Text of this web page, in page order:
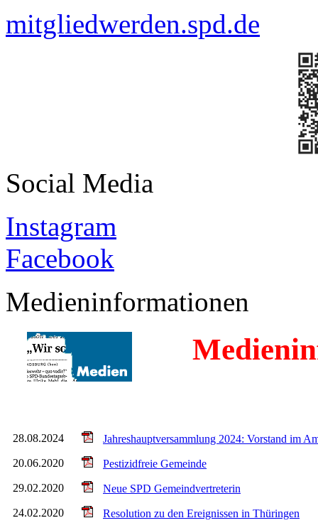
mitgliedwerden.spd.de
Social Media
Instagram
Facebook
Medieninformationen
28.08.2024
Jahreshauptversammlung 2024: Vorstand im
20.06.2020
Pestizidfreie Gemeinde
29.02.2020
Neue SPD Gemeindvertreterin
24.02.2020
Resolution zu den Ereignissen in Thüringen